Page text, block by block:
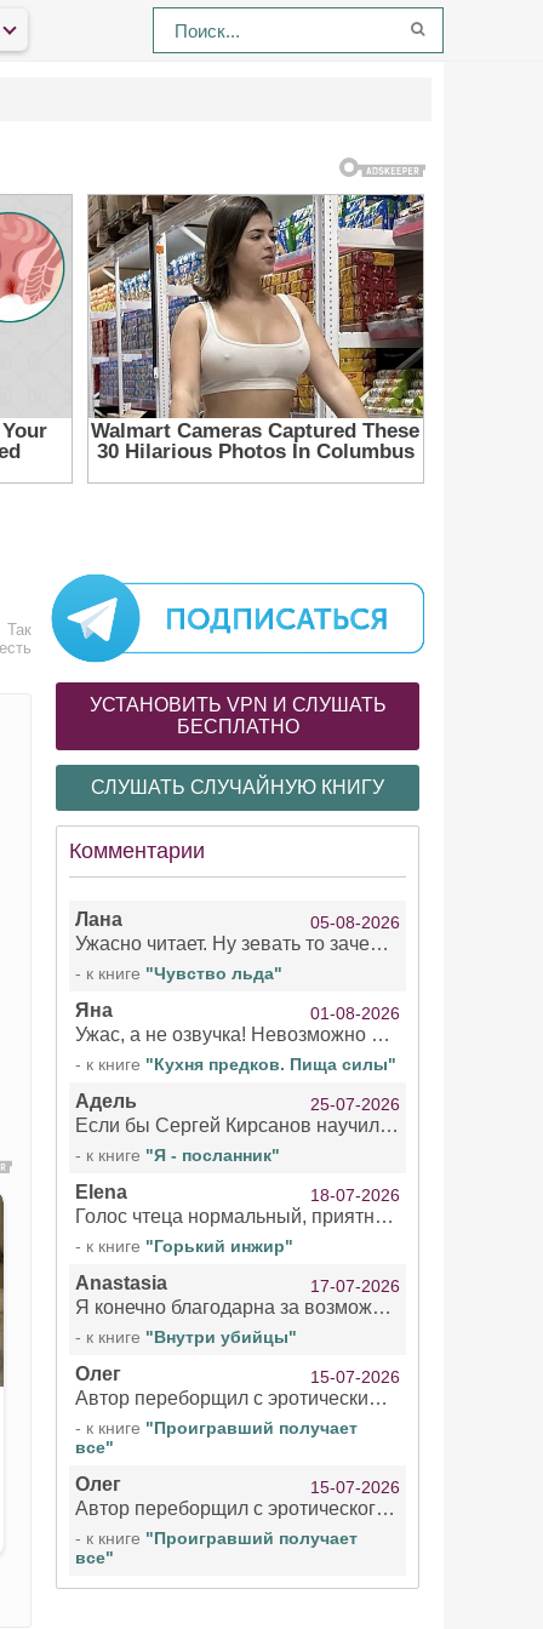
Так
УСТАНОВИТЬ VPN И СЛУШАТЬ
БЕСПЛАТНО
СЛУШАТЬ СЛУЧАЙНУЮ КНИГУ
Комментарии
Лана 05-08-2026
Ужасно читает. Ну зевать то зачем. Уже не говорю, что ударения ставит, как хочет.
- к книге "Чувство льда"
Яна 01-08-2026
Ужас, а не озвучка! Невозможно вникать в смысл текста из за кривляний чтеца
- к книге "Кухня предков. Пища силы"
Адель 25-07-2026
Если бы Сергей Кирсанов научился не сглатывать каждые 1-2 минуты слюну, так что слышно в микрофоне и, что вызывает отвращение, то мелжно было бы слушать.
- к книге "Я - посланник"
Elena 18-07-2026
Голос чтеца нормальный, приятный тембр. Мне очень понравилось озвучивание рассказа. Очень странный отзыв Надежды. Может у неё что-то с нервами?
- к книге "Горький инжир"
Anastasia 17-07-2026
Я конечно благодарна за возможность бесплатно слушать книги даже новинки , но чтение этой книги просто ужасно
- к книге "Внутри убийцы"
Олег 15-07-2026
Автор переборщил с эротическими сценами. Похоже, с этим у него проблемы.
- к книге "Проигравший получает
все"
Олег 15-07-2026
Автор переборщил с эротического сценами. Похоже, с этим у него проблемы.
- к книге "Проигравший получает
все"